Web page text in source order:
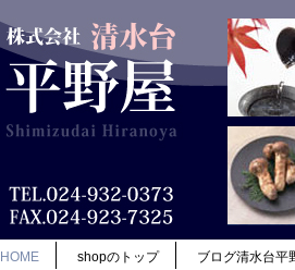
HOME shopのトップ ブログ清水台平